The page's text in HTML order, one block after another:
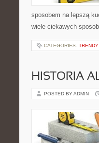
sposobem na lepszą
wiele ciekawych
CATEGORIES:
HISTORIA
POSTED BY ADMIN